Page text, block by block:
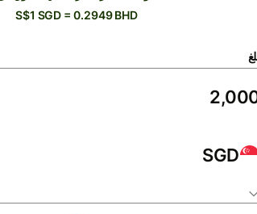
S$1 SGD = 0.2949 BHD
SGD